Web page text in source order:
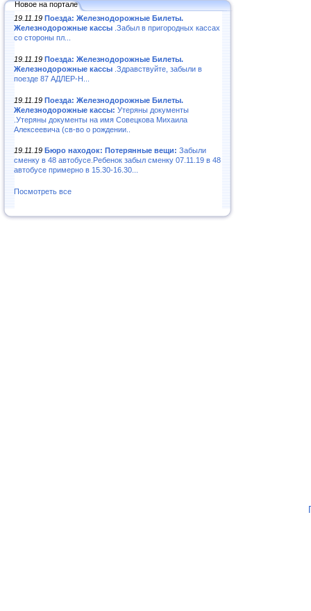
Новое на портале
19.11.19 Поезда: Железнодорожные Билеты.
Железнодорожные кассы .Забыл в пригородных кассах
со стороны пл...
19.11.19 Поезда: Железнодорожные Билеты.
Железнодорожные кассы .Здравствуйте, забыли в
поезде 87 АДЛЕР-Н...
19.11.19 Поезда: Железнодорожные Билеты.
Железнодорожные кассы: Утеряны документы
.Утеряны документы на имя Совецкова Михаила
Алексеевича (св-во о рождении..
19.11.19 Бюро находок: Потерянные вещи: Забыли
сменку в 48 автобусе.Ребенок забыл сменку 07.11.19 в 48
автобусе примерно в 15.30-16.30...
Посмотреть все